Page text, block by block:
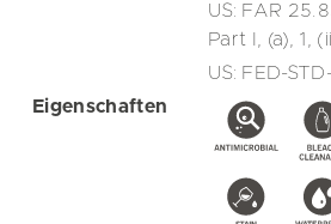
US: FAR
Part I, (a), 1,
US: FED-
Eigenschaften